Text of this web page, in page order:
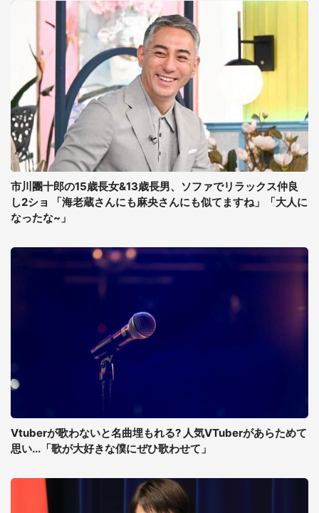
市川團十郎の15歳長女&13歳長男、ソファでリラックス仲良
し2ショ 「海老蔵さんにも麻央さんにも似てますね」「大人に
なったな~」
Vtuberが歌わないと名曲埋もれる? 人気VTuberがあらためて
思い...「歌が大好きな僕にぜひ歌わせて」